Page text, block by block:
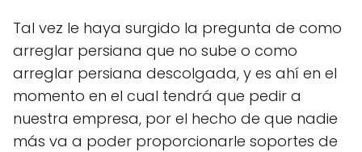
Tal vez le haya surgido la pregunta de como
arreglar persiana que no sube o como
arreglar persiana descolgada, y es ahí en el
momento en el cual tendrá que pedir a
nuestra empresa, por el hecho de que nadie
más va a poder proporcionarle soportes de